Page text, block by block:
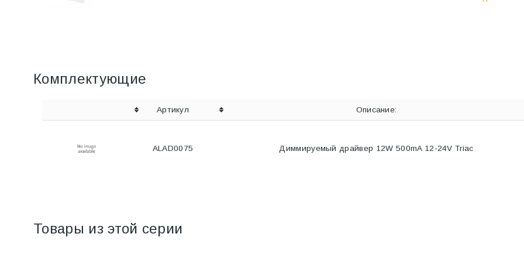
Комплектующие
Артикул Описание:
ALAD0075 Диммируемый драйвер 12W 500mA 12-24V Triac
Товары из этой серии